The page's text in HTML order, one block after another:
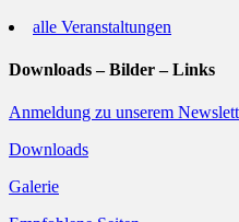
alle Veranstaltungen
Downloads – Bilder – Links
Anmeldung zu unserem
Downloads
Galerie